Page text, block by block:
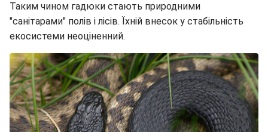
Таким чином гадюки стають природними
"санітарами" полів і лісів. Їхній внесок у стабільність
екосистеми неоціненний.